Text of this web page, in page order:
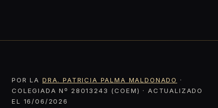
POR LA DRA. PATRICIA PALMA MALDONADO
·
COLEGIADA Nº 28013243 (COEM) · ACTUALIZADO
EL 16/06/2026